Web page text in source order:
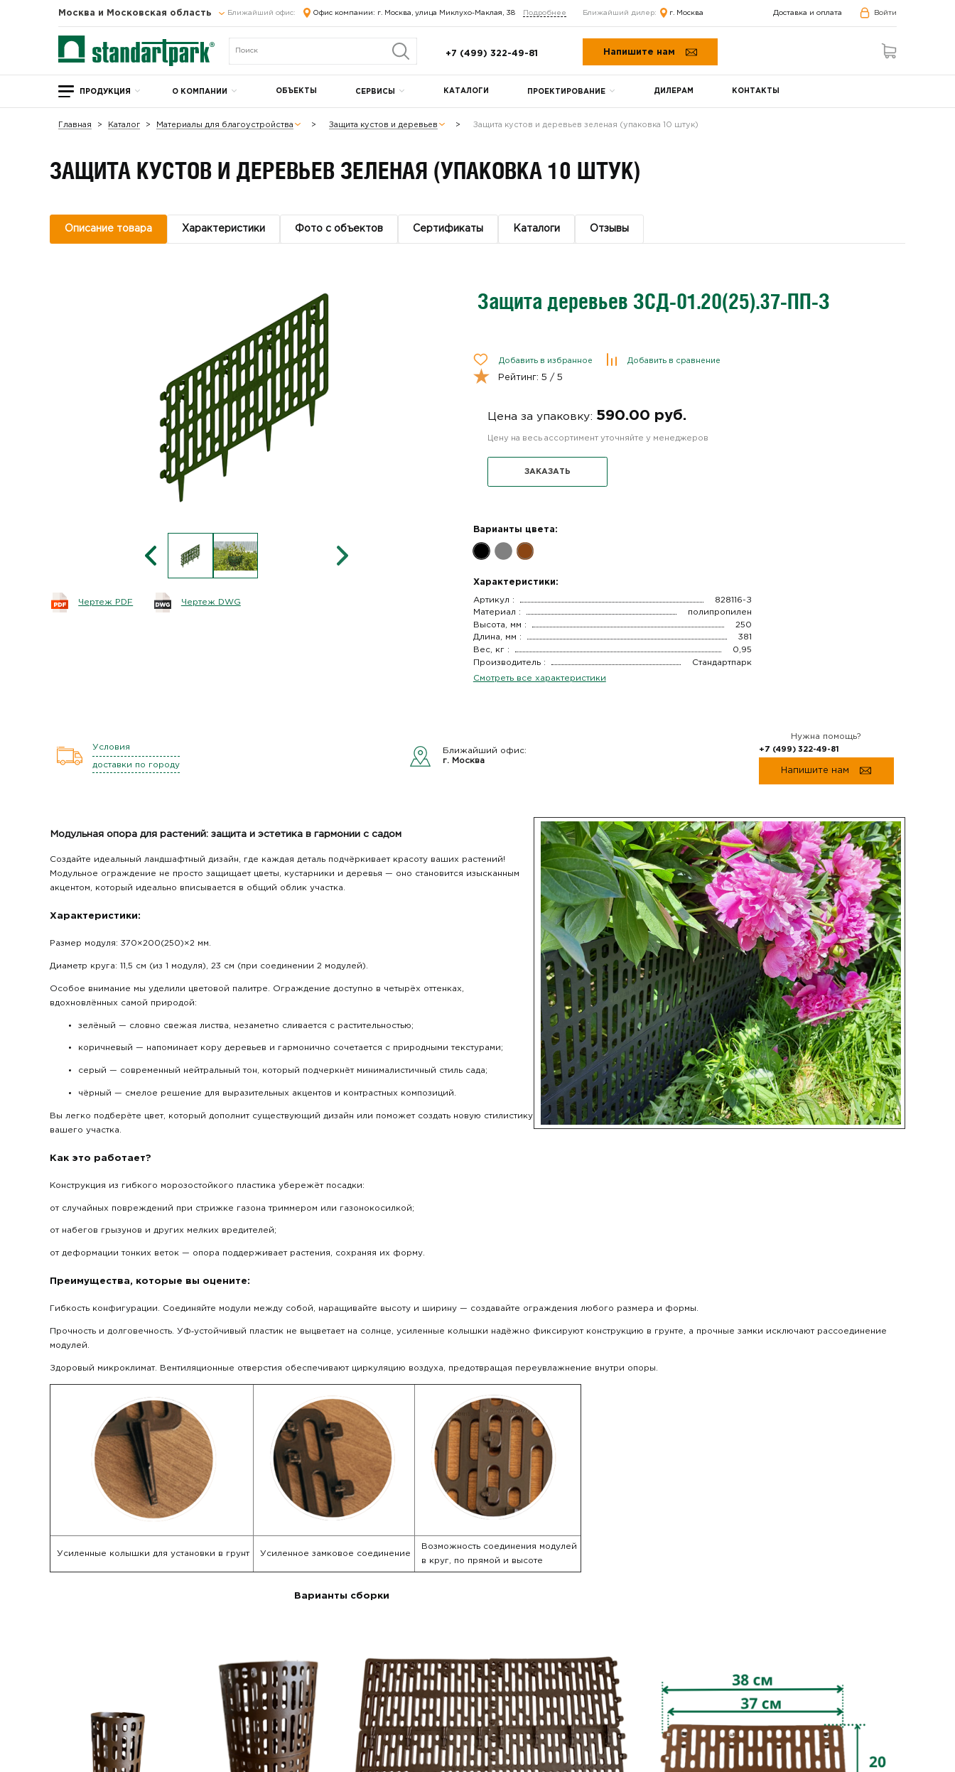
Москва и Московская область Ближайший офис: Офис компании: г. Москва, улица Миклухо-Маклая, 38 Подробнее Ближайший дилер: г. Москва Доставка и оплата Войти
+7 (499) 322-49-81 Напишите нам
ПРОДУКЦИЯ О КОМПАНИИ ОБЪЕКТЫ СЕРВИСЫ КАТАЛОГИ ПРОЕКТИРОВАНИЕ ДИЛЕРАМ КОНТАКТЫ
Главная Каталог Материалы для благоустройства Защита кустов и деревьев Защита кустов и деревьев зеленая (упаковка 10 штук)
ЗАЩИТА КУСТОВ И ДЕРЕВЬЕВ ЗЕЛЕНАЯ (УПАКОВКА 10 ШТУК)
Описание товара Характеристики Фото с объектов Сертификаты Каталоги Отзывы
Защита деревьев ЗСД-01.20(25).37-ПП-З
Чертеж PDF Чертеж DWG
Добавить в избранное Добавить в сравнение
Рейтинг: 5 / 5
Цена за упаковку: 590.00 руб.
Цену на весь ассортимент уточняйте у менеджеров
ЗАКАЗАТЬ
Варианты цвета:
Характеристики:
Артикул :
828116-З
Материал :
полипропилен
Высота, мм :
250
Длина, мм :
381
Вес, кг :
0,95
Производитель :
Стандартпарк
Смотреть все характеристики
Условия
доставки по городу
Ближайший офис:
г. Москва
Нужна помощь?
+7 (499) 322-49-81
Напишите нам
Модульная опора для растений: защита и эстетика в гармонии с садом
Создайте идеальный ландшафтный дизайн, где каждая деталь подчёркивает красоту ваших растений!
Модульное ограждение не просто защищает цветы, кустарники и деревья — оно становится изысканным
акцентом, который идеально вписывается в общий облик участка.
Характеристики:
Размер модуля: 370×200(250)×2 мм.
Диаметр круга: 11,5 см (из 1 модуля), 23 см (при соединении 2 модулей).
Особое внимание мы уделили цветовой палитре. Ограждение доступно в четырёх оттенках,
вдохновлённых самой природой:
зелёный — словно свежая листва, незаметно сливается с растительностью;
коричневый — напоминает кору деревьев и гармонично сочетается с природными текстурами;
серый — современный нейтральный тон, который подчеркнёт минималистичный стиль сада;
чёрный — смелое решение для выразительных акцентов и контрастных композиций.
Вы легко подберёте цвет, который дополнит существующий дизайн или поможет создать новую стилистику
вашего участка.
Как это работает?
Конструкция из гибкого морозостойкого пластика убережёт посадки:
от случайных повреждений при стрижке газона триммером или газонокосилкой;
от набегов грызунов и других мелких вредителей;
от деформации тонких веток — опора поддерживает растения, сохраняя их форму.
Преимущества, которые вы оцените:
Гибкость конфигурации. Соединяйте модули между собой, наращивайте высоту и ширину — создавайте ограждения любого размера и формы.
Прочность и долговечность. УФ‑устойчивый пластик не выцветает на солнце, усиленные колышки надёжно фиксируют конструкцию в грунте, а прочные замки исключают рассоединение
модулей.
Здоровый микроклимат. Вентиляционные отверстия обеспечивают циркуляцию воздуха, предотвращая переувлажнение внутри опоры.
Усиленные колышки для установки в грунт Усиленное замковое соединение
Возможность соединения модулей
в круг, по прямой и высоте
Варианты сборки